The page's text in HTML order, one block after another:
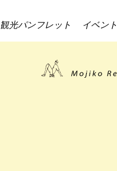
観光パンフレット イベント